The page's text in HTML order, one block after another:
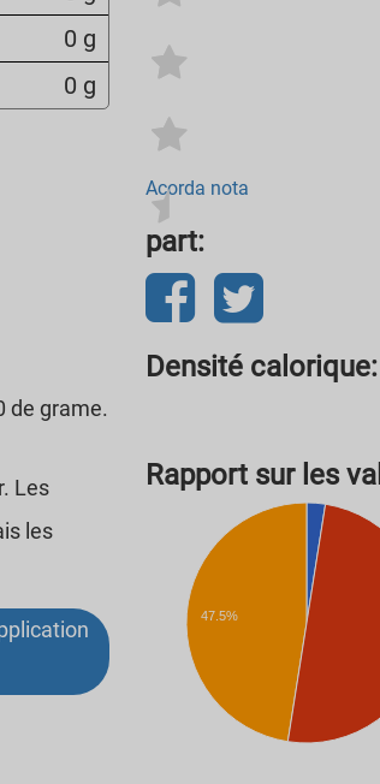
0 g
0 g
de grame.
Les
les
Acorda nota
part:
Densité calorique:
Rapport sur les
47.5%